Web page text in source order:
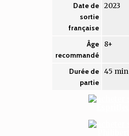
Date de
sortie
française
2023
Âge
recommandé
8+
Durée de
partie
45 min